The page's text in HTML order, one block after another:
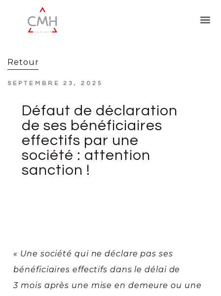
Retour
SEPTEMBRE 23, 2025
Défaut de déclaration
de ses bénéficiaires
effectifs par une
société : attention
sanction !
« Une société qui ne déclare pas ses
bénéficiaires effectifs dans le délai de
3 mois après une mise en demeure ou une